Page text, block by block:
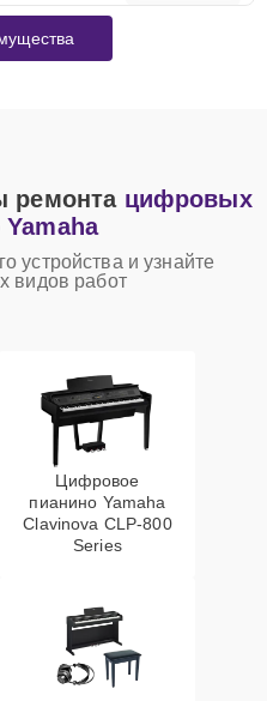
ремонта цифровых
устройства и узнайте
видов работ
Цифровое
пианино Yamaha
Clavinova CLP-800
Series